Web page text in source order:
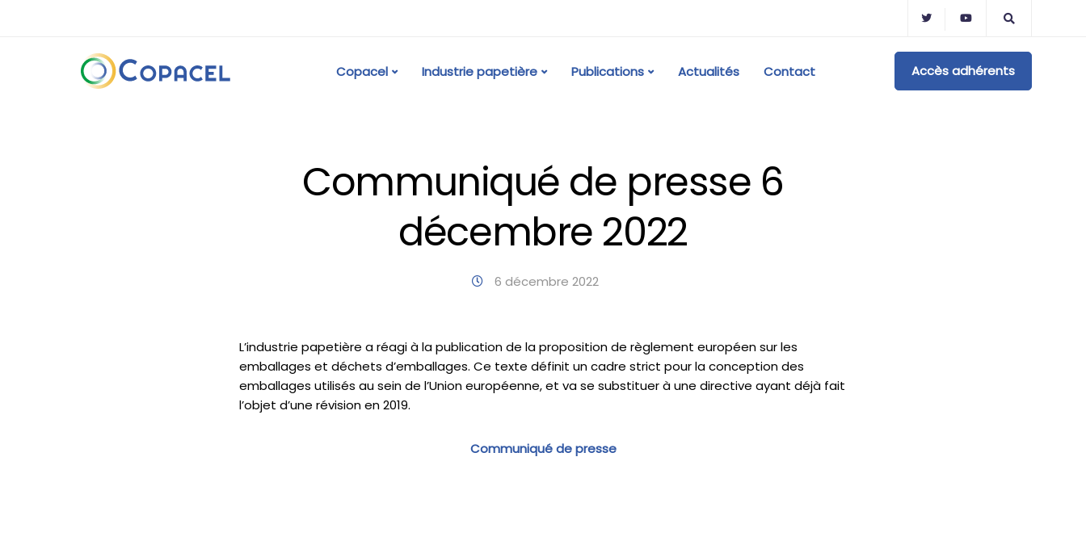
Copacel Industrie papetière Publications Actualités Contact Accès adhérents
Communiqué de presse 6
décembre 2022
6 décembre 2022
L’industrie papetière a réagi à la publication de la proposition de règlement européen sur les
emballages et déchets d’emballages. Ce texte définit un cadre strict pour la conception des
emballages utilisés au sein de l’Union européenne, et va se substituer à une directive ayant déjà fait
l’objet d’une révision en 2019.
Communiqué de presse